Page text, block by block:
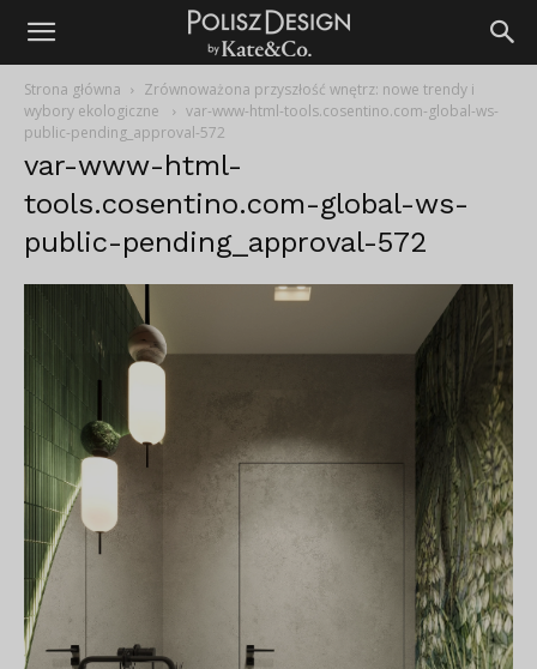
Strona główna
Zrównoważona przyszłość wnętrz: nowe trendy i
wybory ekologiczne
var-www-html-tools.cosentino.com-global-ws-
public-pending_approval-572
var-www-html-
tools.cosentino.com-global-ws-
public-pending_approval-572